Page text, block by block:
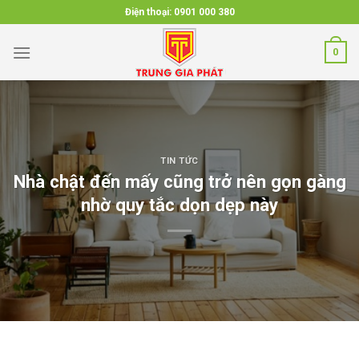
to
content
Điện thoại: 0901 000 380
0
TIN TỨC
Nhà chật đến mấy cũng trở nên gọn gàng
nhờ quy tắc dọn dẹp này